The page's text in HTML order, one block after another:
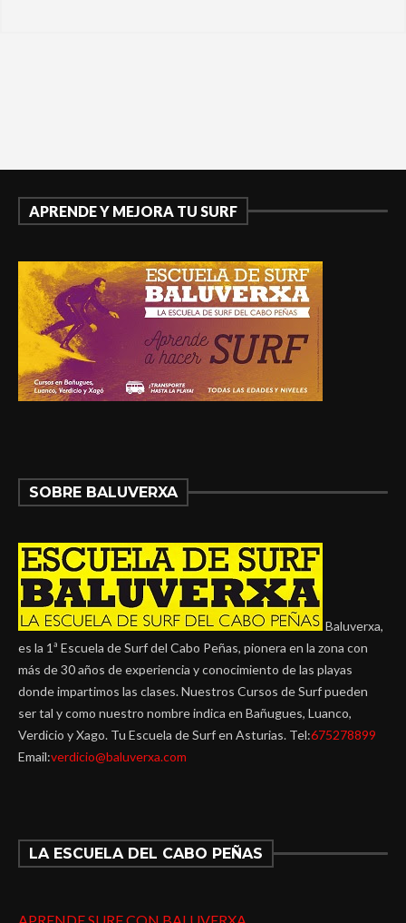
APRENDE Y MEJORA TU SURF
SOBRE BALUVERXA
Baluverxa,
es la 1ª Escuela de Surf del Cabo Peñas, pionera en la zona con
más de 30 años de experiencia y conocimiento de las playas
donde impartimos las clases. Nuestros Cursos de Surf pueden
ser tal y como nuestro nombre indica en Bañugues, Luanco,
Verdicio y Xago. Tu Escuela de Surf en Asturias. Tel:675278899
Email:verdicio@baluverxa.com
LA ESCUELA DEL CABO PEÑAS
APRENDE SURF CON BALUVERXA